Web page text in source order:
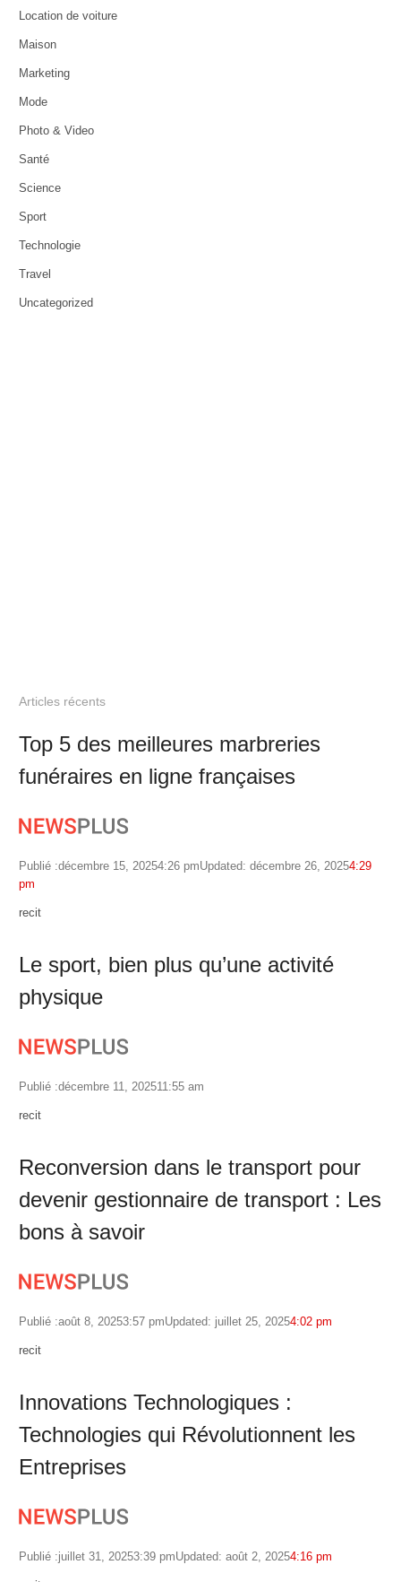
Location de voiture
Maison
Marketing
Mode
Photo & Video
Santé
Science
Sport
Technologie
Travel
Uncategorized
Articles récents
Top 5 des meilleures marbreries
funéraires en ligne françaises
Publié :décembre 15, 20254:26 pmUpdated: décembre 26, 20254:29
pm
Author
recit
Le sport, bien plus qu’une activité
physique
Publié :décembre 11, 202511:55 am
Author
recit
Reconversion dans le transport pour
devenir gestionnaire de transport : Les
bons à savoir
Publié :août 8, 20253:57 pmUpdated: juillet 25, 20254:02 pm
Author
recit
Innovations Technologiques :
Technologies qui Révolutionnent les
Entreprises
Publié :juillet 31, 20253:39 pmUpdated: août 2, 20254:16 pm